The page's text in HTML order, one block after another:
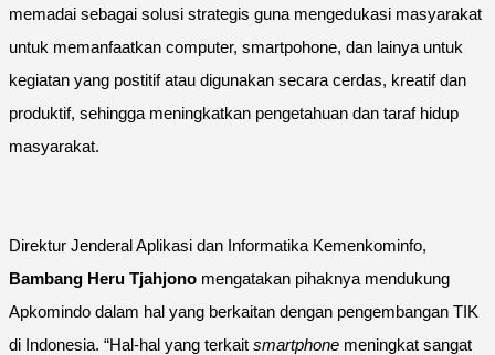
memadai sebagai solusi strategis guna mengedukasi masyarakat
untuk memanfaatkan computer, smartpohone, dan lainya untuk
kegiatan yang postitif atau digunakan secara cerdas, kreatif dan
produktif, sehingga meningkatkan pengetahuan dan taraf hidup
masyarakat.
Direktur Jenderal Aplikasi dan Informatika Kemenkominfo,
Bambang Heru Tjahjono mengatakan pihaknya mendukung
Apkomindo dalam hal yang berkaitan dengan pengembangan TIK
di Indonesia. “Hal-hal yang terkait smartphone meningkat sangat